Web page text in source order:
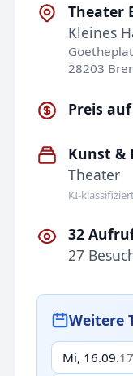
Theater
Kleines
28203
Preis
Kunst &
Theater
KI-
32
27
Weitere
Mi, 16.09.